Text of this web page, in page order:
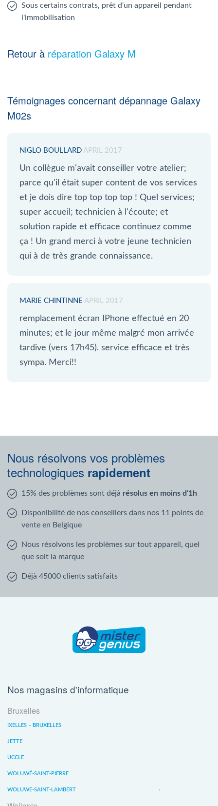
Sous certains contrats, prêt d'un appareil pendant
l'immobilisation
Retour à réparation Galaxy M
Témoignages concernant dépannage Galaxy
M02s
NIGLO BOULLARD APRIL 2017
Un collègue m'avait conseiller votre atelier;
parce qu'il était super content de vos services
et je dois dire top top top top ! Quel services;
super accueil; technicien à l'écoute; et
solution rapide et efficace continuez comme
ça ! Un grand merci à votre jeune technicien
qui à de très grande connaissance.
MARIE CHINTINNE APRIL 2017
remplacement écran IPhone effectué en 20
minutes; et le jour même malgré mon arrivée
tardive (vers 17h45). service efficace et très
sympa. Merci!!
Nous résolvons vos problèmes
technologiques rapidement
15% des problèmes sont déjà résolus en moins d'1h
Disponibilité de nos conseillers dans nos 11 points de
vente en Belgique
Nous résolvons les problèmes sur tout appareil, quel
que soit la marque
Déjà 45000 clients satisfaits
Nos magasins d'informatique
Bruxelles
IXELLES – BRUXELLES
JETTE
UCCLE
WOLUWÉ-SAINT-PIERRE
WOLUWE-SAINT-LAMBERT